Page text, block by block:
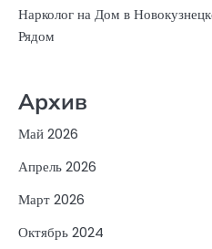
Нарколог на Дом в
Рядом
Архив
Май 2026
Апрель 2026
Март 2026
Октябрь 2024